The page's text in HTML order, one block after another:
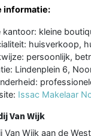
informatie:
kantoor: kleine
huisverkoop,
persoonlijk,
Lindenplein 6,
Issac Makelaar
Van Wijk
Van Wijk aan de